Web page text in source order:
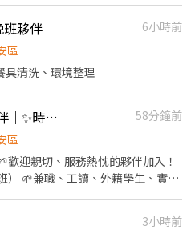
排整天班即
夥伴
6小時前
區
具清洗、環境整理
☆信義安和店 ☆｜ 外場夥伴｜✨時薪210元起｜彈性排班
58分鐘前
區
） 🌱兼職、工讀、外籍學生、實習
✦ ✦熱烈邀請積極、願意接受培訓
3小時前